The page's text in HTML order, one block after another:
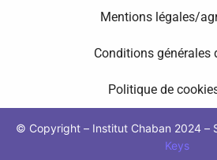
Mentions légales/
Conditions générales
Politique de
© Copyright – Institut Chaban 2024 –
Keys